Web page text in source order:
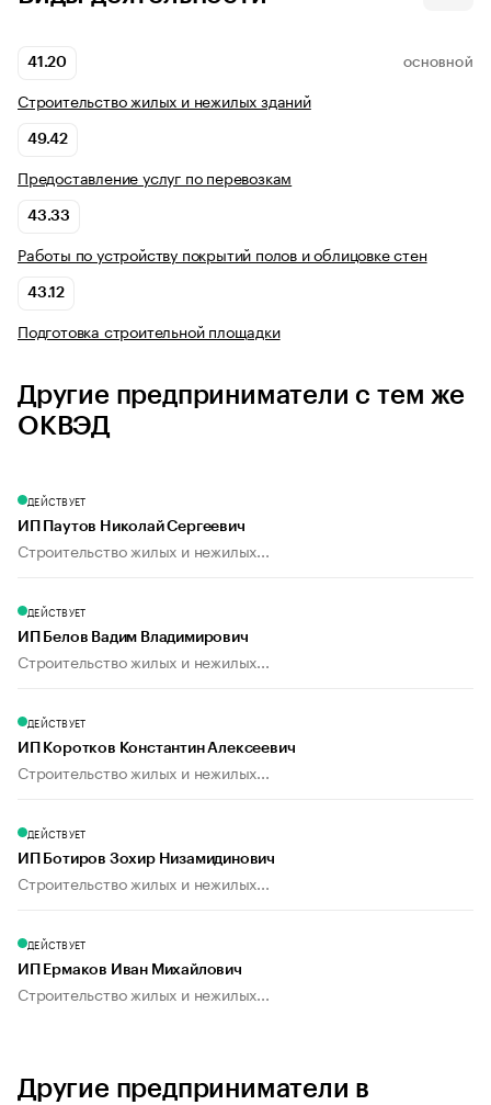
41.20 ОСНОВНОЙ
Строительство жилых и нежилых зданий
49.42
Предоставление услуг по перевозкам
43.33
Работы по устройству покрытий полов и облицовке стен
43.12
Подготовка строительной площадки
Другие предприниматели с тем же
ОКВЭД
ДЕЙСТВУЕТ
ИП Паутов Николай Сергеевич
Строительство жилых и нежилых...
ДЕЙСТВУЕТ
ИП Белов Вадим Владимирович
Строительство жилых и нежилых...
ДЕЙСТВУЕТ
ИП Коротков Константин Алексеевич
Строительство жилых и нежилых...
ДЕЙСТВУЕТ
ИП Ботиров Зохир Низамидинович
Строительство жилых и нежилых...
ДЕЙСТВУЕТ
ИП Ермаков Иван Михайлович
Строительство жилых и нежилых...
Другие предприниматели в